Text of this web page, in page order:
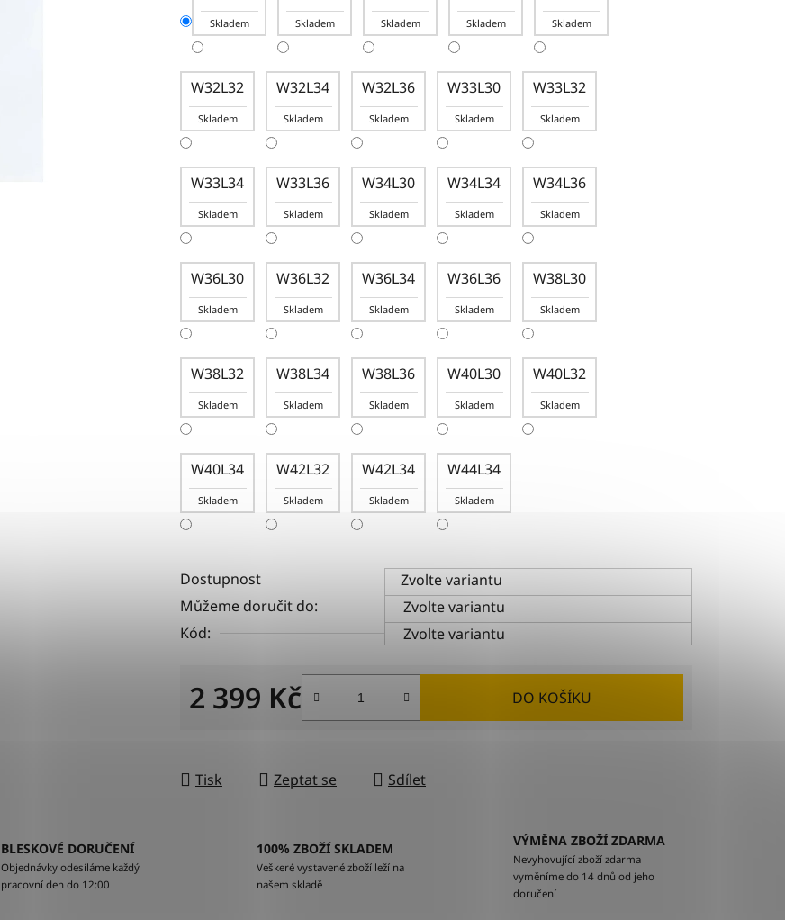
Skladem Skladem Skladem Skladem Skladem
W32L32
Skladem
W32L34
Skladem
W32L36
Skladem
W33L30
Skladem
W33L32
Skladem
W33L34
Skladem
W33L36
Skladem
W34L30
Skladem
W34L34
Skladem
W34L36
Skladem
W36L30
Skladem
W36L32
Skladem
W36L34
Skladem
W36L36
Skladem
W38L30
Skladem
W38L32
Skladem
W38L34
Skladem
W38L36
Skladem
W40L30
Skladem
W40L32
Skladem
W40L34
Skladem
W42L32
Skladem
W42L34
Skladem
W44L34
Skladem
Dostupnost
Zvolte variantu
Můžeme doručit do:
Zvolte variantu
Kód:
Zvolte variantu
2 399 Kč DO KOŠÍKU
Tisk Zeptat se Sdílet
BLESKOVÉ DORUČENÍ
Objednávky odesíláme každý
pracovní den do 12:00
100% ZBOŽÍ SKLADEM
Veškeré vystavené zboží leží na
našem skladě
VÝMĚNA ZBOŽÍ ZDARMA
Nevyhovující zboží zdarma
vyměníme do 14 dnů od jeho
doručení